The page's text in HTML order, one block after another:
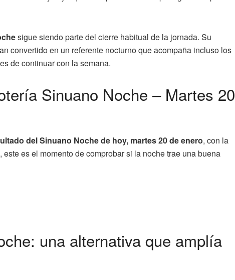
sigue siendo parte del cierre habitual de la jornada. Su
convertido en un referente nocturno que acompaña incluso los
de continuar con la semana.
Sinuano Noche – Martes 20
del Sinuano Noche de hoy, martes 20 de enero, con la
es el momento de comprobar si la noche trae una buena
una alternativa que amplía